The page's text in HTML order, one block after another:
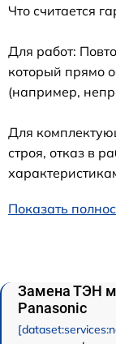
Что считается
Для работ:
который прямо
(например,
Для
строя, отказ в
Показать
Замена ТЭН
Panasonic